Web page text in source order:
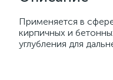
Применяется в
кирпичных и
углубления для